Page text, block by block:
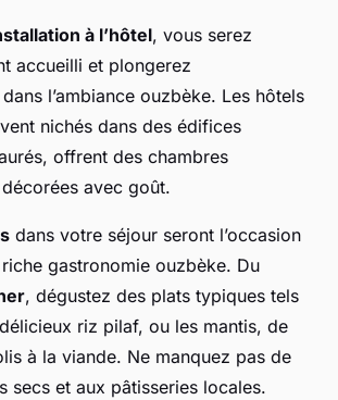
à l’hôtel, vous serez
accueilli et plongerez
l’ambiance ouzbèke. Les hôtels
nichés dans des édifices
offrent des chambres
avec goût.
dans votre séjour seront l’occasion
gastronomie ouzbèke. Du
, dégustez des plats typiques tels
riz pilaf, ou les mantis, de
à la viande. Ne manquez pas de
secs et aux pâtisseries locales.